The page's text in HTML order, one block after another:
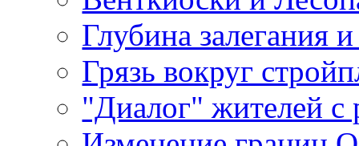
Глубина залегания
Грязь вокруг
"Диалог" жителей с